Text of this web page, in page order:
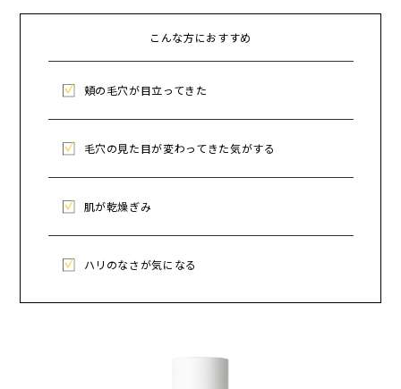
こんな方におすすめ
頬の毛穴が目立ってきた
毛穴の見た目が変わってきた気がする
肌が乾燥ぎみ
ハリのなさが気になる